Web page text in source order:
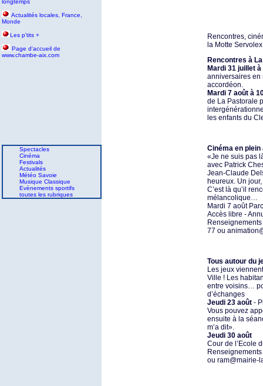
longtemps
Actualités locales, France,
Monde
Les p'tits +
Page d'accueil de
www.chambe-aix.com
Spectacles
Cinéma
Festivals
Actualités
Météo Savoie
Musique Classique
Evènements sportifs
toutes les rubriques
Rencontres,
la Motte Servolex
Rencontres à
Mardi 31 juillet à
anniversaires en
accordéon.
Mardi 7 août à
de La Pastorale
les enfants du
Cinéma en plein
«Je ne suis pas
avec Patrick
Jean-Claude
heureux. Un
C’est là qu’il
mélancolique…
Mardi 7 août
Accès libre -
77 ou
Tous autour du
Les jeux
Ville ! Les
entre voisins…
d’échanges
Jeudi 23 août -
Vous pouvez
ensuite à la
m’a dit».
Jeudi 30 août
Cour de l’Ecole
ou ram@mairie-